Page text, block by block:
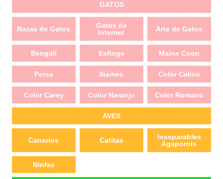
GATOS
Razas de Gatos
Gatos de
Internet
Arte de Gatos
Bengalí Esfinge Maine Coon
Persa Siamés Color Calico
Color Carey Color Naranjo Color Romano
AVES
Canarios Catitas
Inseparables
Agapornis
Ninfas